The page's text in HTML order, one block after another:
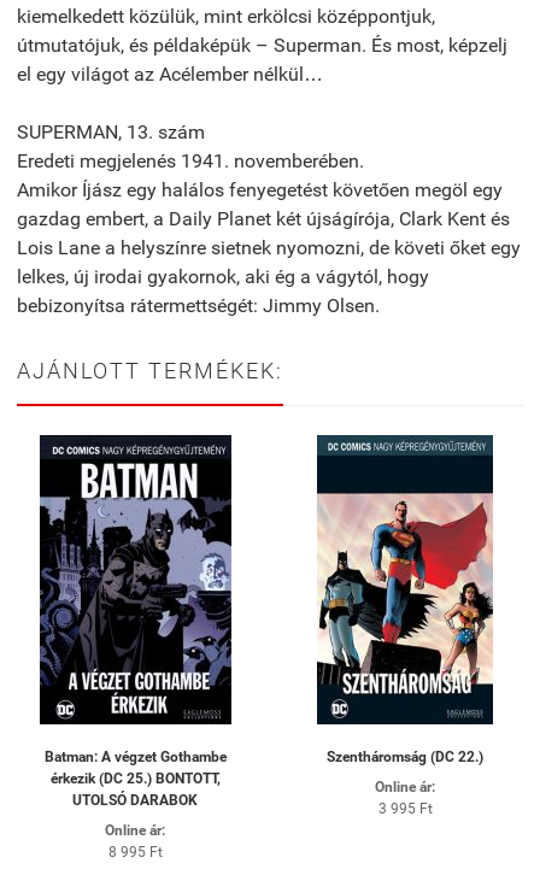
kiemelkedett közülük, mint erkölcsi középpontjuk,
útmutatójuk, és példaképük – Superman. És most, képzelj
el egy világot az Acélember nélkül…
SUPERMAN, 13. szám
Eredeti megjelenés 1941. novemberében.
Amikor Íjász egy halálos fenyegetést követően megöl egy
gazdag embert, a Daily Planet két újságírója, Clark Kent és
Lois Lane a helyszínre sietnek nyomozni, de követi őket egy
lelkes, új irodai gyakornok, aki ég a vágytól, hogy
bebizonyítsa rátermettségét: Jimmy Olsen.
AJÁNLOTT TERMÉKEK:
Batman: ​A végzet Gothambe
érkezik (DC 25.) BONTOTT,
UTOLSÓ DARABOK
Online ár:
8 995 Ft
Szentháromság (DC 22.)
Online ár:
3 995 Ft